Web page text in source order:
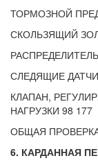
ТОРМОЗНОЙ
СКОЛЬЗЯЩИЙ
СЛЕДЯЩИЕ
КЛАПАН,
НАГРУЗКИ 98 177
ОБЩАЯ
6. КАРДАННАЯ